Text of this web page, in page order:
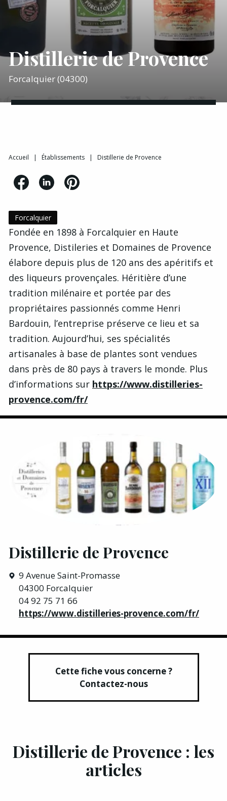
Distillerie de Provence
Forcalquier (04300)
Accueil | Établissements | Distillerie de Provence
Forcalquier
Fondée en 1898 à Forcalquier en Haute
Provence, Distileries et Domaines de Provence
élabore depuis plus de 120 ans des apéritifs et
des liqueurs provençales. Héritière d’une
tradition milénaire et portée par des
propriétaires passionnés comme Henri
Bardouin, l’entreprise préserve ce lieu et sa
tradition. Aujourd’hui, ses spécialités
artisanales à base de plantes sont vendues
dans près de 80 pays à travers le monde. Plus
d’informations sur https://www.distilleries-
provence.com/fr/
Distillerie de Provence
9 Avenue Saint-Promasse
04300 Forcalquier
04 92 75 71 66
https://www.distilleries-provence.com/fr/
Cette fiche vous concerne ?
Contactez-nous
Distillerie de Provence : les
articles